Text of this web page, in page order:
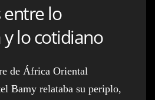
lo
lo cotidiano
de África Oriental
Bamy relataba su periplo,